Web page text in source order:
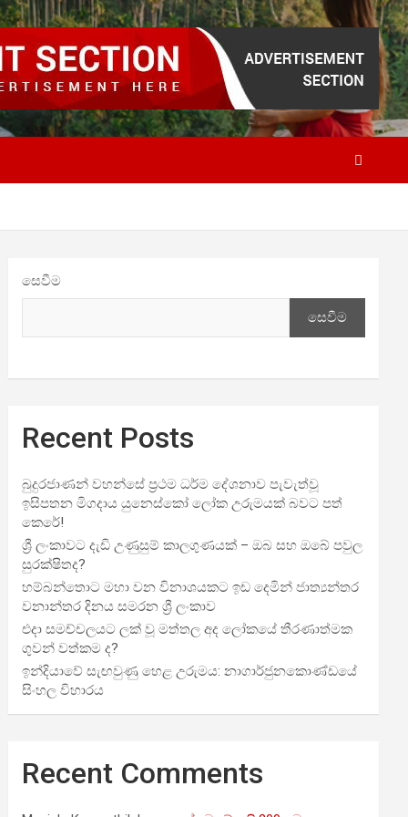
සෙවීම
සෙවීම
Recent Posts
බුදුරජාණන් වහන්සේ ප්‍රථම ධර්ම දේශනාව පැවැත්වූ
ඉසිපතන මිගදාය යුනෙස්කෝ ලෝක උරුමයක් බවට පත්
කෙරේ!
ශ්‍රී ලංකාවට දැඩි උණුසුම් කාලගුණයක් – ඔබ සහ ඔබේ පවුල
සුරක්ෂිතද?
හම්බන්තොට මහා වන විනාශයකට ඉඩ දෙමින් ජාත්‍යන්තර
වනාන්තර දිනය සමරන ශ්‍රී ලංකාව
එදා සමච්චලයට ලක් වූ මත්තල අද ලෝකයේ තීරණාත්මක
ගුවන් වත්කම ද?
ඉන්දියාවේ සැඟවුණු හෙළ උරුමය: නාගාර්ජුනකොණ්ඩයේ
සිංහල විහාරය
Recent Comments